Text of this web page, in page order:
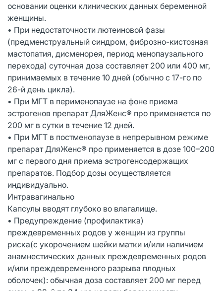
основании оценки клинических данных беременной
женщины.
• При недостаточности лютеиновой фазы
(предменструальный синдром, фиброзно-кистозная
мастопатия, дисменорея, период менопаузального
перехода) суточная доза составляет 200 или 400 мг,
принимаемых в течение 10 дней (обычно с 17-го по
26-й день цикла).
• При МГТ в перименопаузе на фоне приема
эстрогенов препарат ДляЖенс® про применяется по
200 мг в сутки в течение 12 дней.
• При МГТ в постменопаузе в непрерывном режиме
препарат ДляЖенс® про применяется в дозе 100–200
мг с первого дня приема эстрогенсодержащих
препаратов. Подбор дозы осуществляется
индивидуально.
Интравагинально
Капсулы вводят глубоко во влагалище.
• Предупреждение (профилактика)
преждевременных родов у женщин из группы
риска(с укорочением шейки матки и/или наличием
анамнестических данных преждевременных родов
и/или преждевременного разрыва плодных
оболочек): обычная доза составляет 200 мг перед